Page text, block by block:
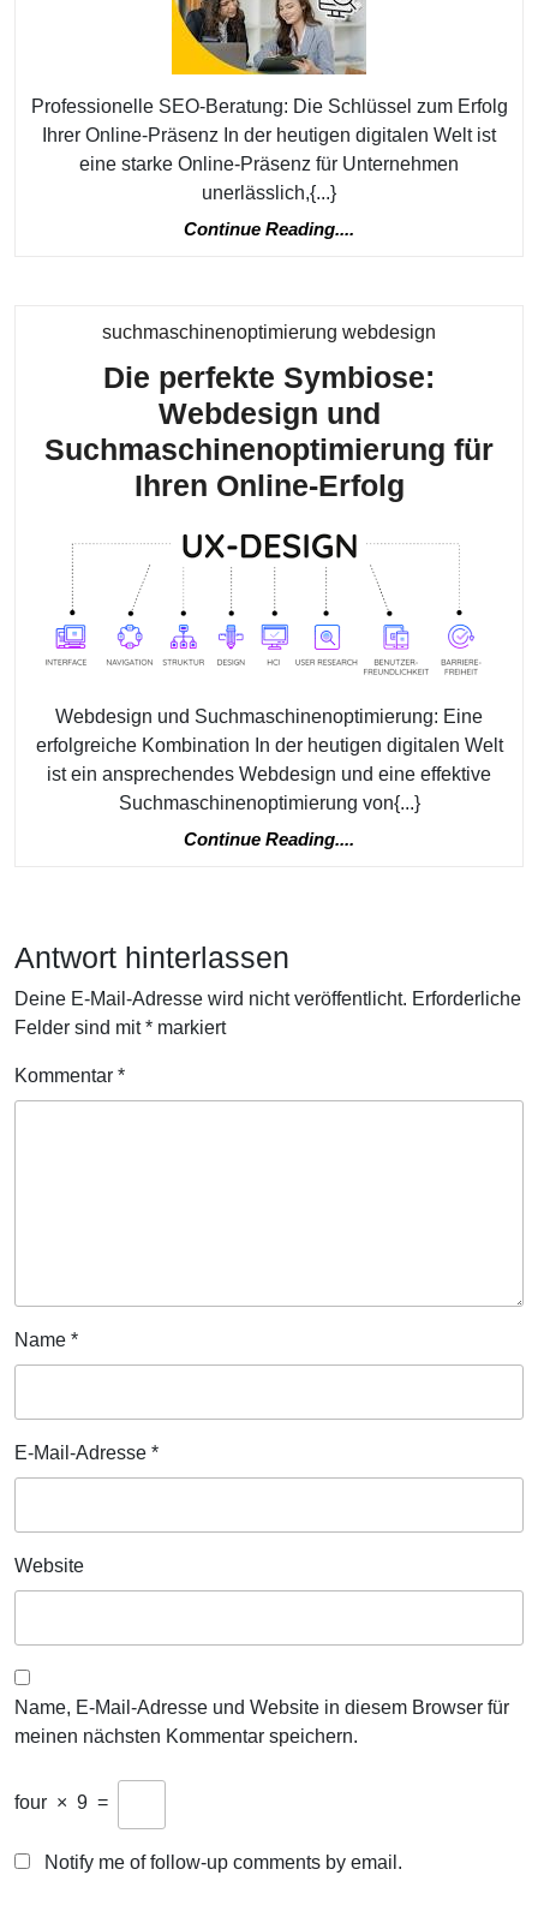
Beratung
für
Ihren
Professionelle SEO-Beratung: Die Schlüssel zum Erfolg
Ihrer Online-Präsenz In der heutigen digitalen Welt ist
eine starke Online-Präsenz für Unternehmen
unerlässlich,{...}
Continue Reading....
suchmaschinenoptimierung webdesign
Die perfekte Symbiose:
Webdesign und
Suchmaschinenoptimierung für
Ihren Online-ErfolgDie
und
Ihren
Online-
Erfolg
Webdesign und Suchmaschinenoptimierung: Eine
erfolgreiche Kombination In der heutigen digitalen Welt
ist ein ansprechendes Webdesign und eine effektive
Suchmaschinenoptimierung von{...}
Continue Reading....
Antwort hinterlassen
Deine E-Mail-Adresse wird nicht veröffentlicht. Erforderliche
Felder sind mit* markiert
Kommentar *
Name *
E-Mail-Adresse *
Website
Name, E-Mail-Adresse und Website in diesem Browser für
meinen nächsten Kommentar speichern.
four × 9 =
Notify me of follow-up comments by email.